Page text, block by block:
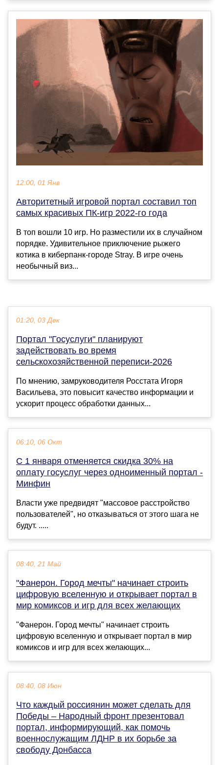
12:00, 01 Янв
Авторитетный игровой портал составил топ
самых красивых ПК-игр 2022-го года
В топ вошли 10 игр. Но разместили их в случайном
порядке. Удивительное приключение рыжего
котика в киберпанк-городе Stray. В игре очень
необычный виз...
01:20, 03 Дек
Портал "Госуслуги" планируют
задействовать во время
сельскохозяйственной переписи-2026
По мнению, замруководителя Росстата Игоря
Васильева, это повысит качество информации и
ускорит процесс обработки данных...
06:10, 06 Окт
С 1 января отменяется скидка 30% на
оплату госуслуг через одноименный портал -
Минфин
Власти уже предвидят "массовое расстройство
пользователей", но отказываться от этого шага не
будут. .....
08:40, 21 Май
"Фанерон. Город мечты" начинает строить
цифровую вселенную и открывает портал в
мир комиксов и игр для всех желающих
"Фанерон. Город мечты" начинает строить
цифровую вселенную и открывает портал в мир
комиксов и игр для всех желающих...
08:40, 08 Июн
Что каждый россиянин может сделать для
Победы – Народный фронт презентовал
портал, информирующий, как помочь
военнослужащим ЛДНР в их борьбе за
свободу Донбасса